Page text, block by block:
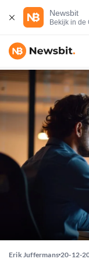
Newsbit
Bekijk in de
Erik Juffermans 20-12-